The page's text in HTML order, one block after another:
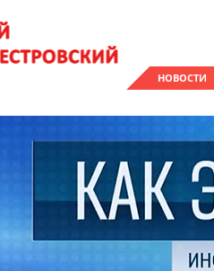
НОВОСТИ